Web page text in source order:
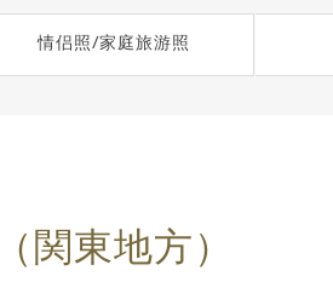
情侣照/家庭旅游照
関東地方）